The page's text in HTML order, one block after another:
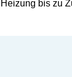
bis zu